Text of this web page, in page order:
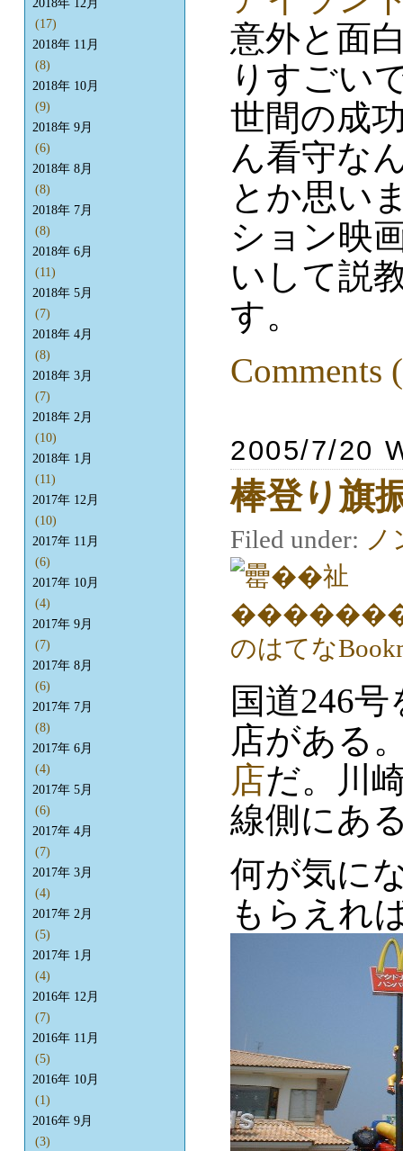
意外と面
りすごい
世間の成
ん看守な
とか思い
ション映
いして説
す。
Comments
2005/7/20
棒登り旗
Filed under: ノ
国道246
店がある
店だ。川
線側にあ
何が気に
もらえれ
2018年 12月
(17)
2018年 11月
(8)
2018年 10月
(9)
2018年 9月
(6)
2018年 8月
(8)
2018年 7月
(8)
2018年 6月
(11)
2018年 5月
(7)
2018年 4月
(8)
2018年 3月
(7)
2018年 2月
(10)
2018年 1月
(11)
2017年 12月
(10)
2017年 11月
(6)
2017年 10月
(4)
2017年 9月
(7)
2017年 8月
(6)
2017年 7月
(8)
2017年 6月
(4)
2017年 5月
(6)
2017年 4月
(7)
2017年 3月
(4)
2017年 2月
(5)
2017年 1月
(4)
2016年 12月
(7)
2016年 11月
(5)
2016年 10月
(1)
2016年 9月
(3)